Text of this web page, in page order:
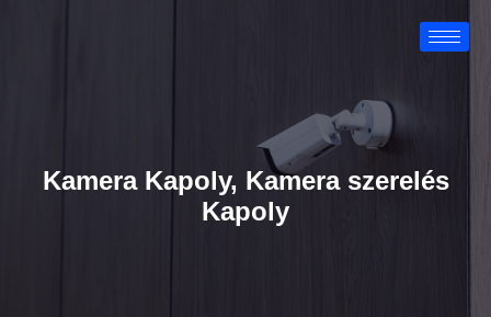
Kamera Kapoly, Kamera szerelés
Kapoly